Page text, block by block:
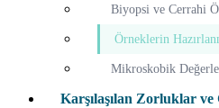
Biyopsi ve Cerrahi
Örneklerin
Mikroskobik
Karşılaşılan Zorluklar